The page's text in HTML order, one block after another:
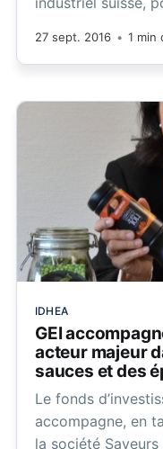
27 sept. 2016 • 1 min
IDHEA
GEI
acteur majeur
sauces et des
Le fonds
accompagne, en
la société